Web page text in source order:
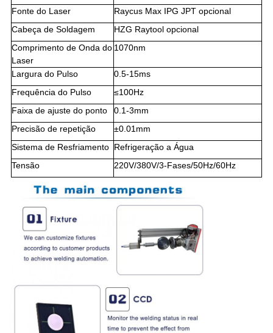
Fonte do Laser
Raycus Max IPG JPT opcional
Cabeça de Soldagem
HZG Raytool opcional
Comprimento de Onda do
Laser
1070nm
Largura do Pulso
0.5-15ms
Frequência do Pulso
≤100Hz
Faixa de ajuste do ponto
0.1-3mm
Precisão de repetição
±0.01mm
Sistema de Resfriamento Refrigeração a Água
Tensão
220V/380V/3-Fases/50Hz/60Hz